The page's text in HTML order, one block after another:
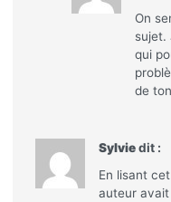
On
sujet.
qui
de
Sylvie dit :
En lisant
auteur avait